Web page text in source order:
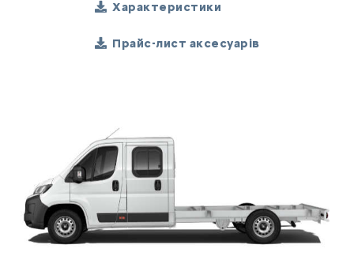
Характеристики
Прайс-лист аксесуарів